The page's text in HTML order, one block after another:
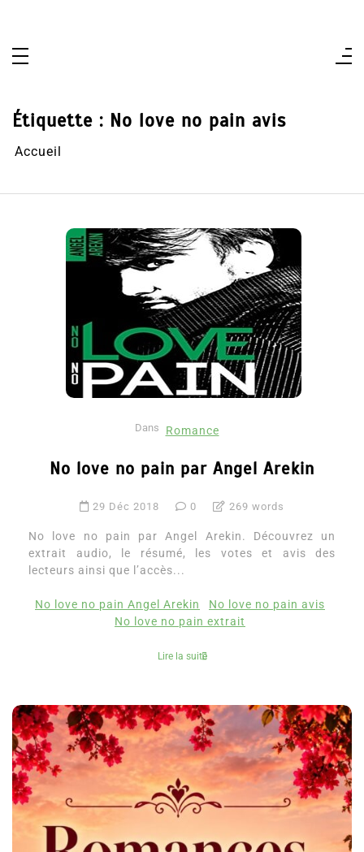
Étiquette : No love no pain avis
Accueil
Dans Romance
No love no pain par Angel Arekin
29 Déc 2018 0 269 words
No love no pain par Angel Arekin. Découvrez un
extrait audio, le résumé, les votes et avis des
lecteurs ainsi que l’accès...
No love no pain Angel Arekin
No love no pain avis
No love no pain extrait
Lire la suite